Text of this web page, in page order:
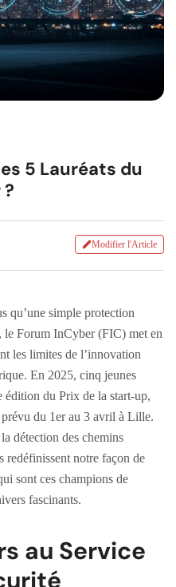
5 Lauréats du
Modifier l'Article
qu’une simple protection
le Forum InCyber (FIC) met en
les limites de l’innovation
En 2025, cinq jeunes
édition du Prix de la start-up,
du 1er au 3 avril à Lille.
détection des chemins
redéfinissent notre façon de
sont ces champions de
fascinants.
au Service